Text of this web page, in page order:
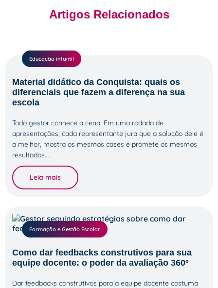
Artigos Relacionados
Educação infantil
Material didático da Conquista: quais os
diferenciais que fazem a diferença na sua
escola
Todo gestor conhece a cena. Em uma rodada de
apresentações, cada representante jura que a solução dele é
a melhor, mostra os mesmos cases e promete os mesmos
resultados….
Leia mais
Formação e Gestão Escolar
Como dar feedbacks construtivos para sua
equipe docente: o poder da avaliação 360º
Dar feedbacks construtivos para a equipe docente costuma